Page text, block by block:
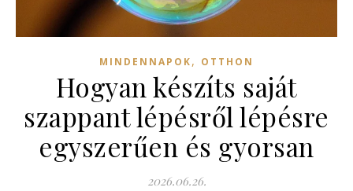
MINDENNAPOK, OTTHON
Hogyan készíts saját
szappant lépésről lépésre
egyszerűen és gyorsan
2026.06.26.